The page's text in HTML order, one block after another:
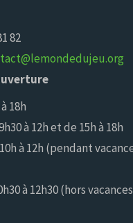
82
18h
à 12h et de 15h à 18h
à 12h (pendant
à 12h30 (hors